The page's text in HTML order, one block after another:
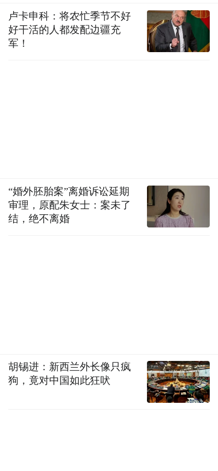
卢卡申科：将农忙季节不好
好干活的人都发配边疆充
军！
“婚外胚胎案”离婚诉讼延期
审理，原配朱女士：案未了
结，绝不离婚
胡锡进：新西兰外长像只疯
狗，竟对中国如此狂吠